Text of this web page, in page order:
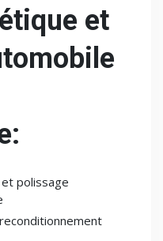
et
polissage